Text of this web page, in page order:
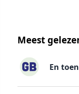
Meest
En